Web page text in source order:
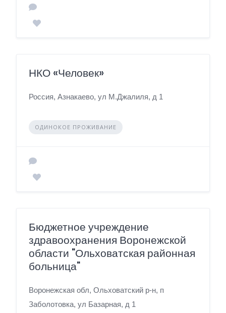
НКО «Человек»
Россия, Азнакаево, ул М.Джалиля, д 1
ОДИНОКОЕ ПРОЖИВАНИЕ
Бюджетное учреждение
здравоохранения Воронежской
области "Ольховатская районная
больница"
Воронежская обл, Ольховатский р-н, п
Заболотовка, ул Базарная, д 1